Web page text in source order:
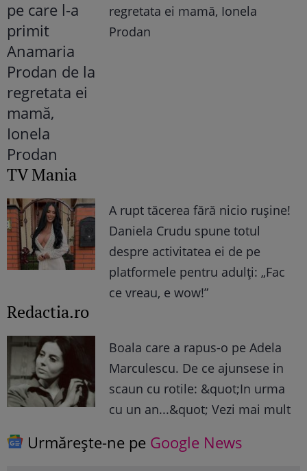
regretata ei mamă, Ionela
Prodan
TV Mania
A rupt tăcerea fără nicio rușine!
Daniela Crudu spune totul
despre activitatea ei de pe
platformele pentru adulți: „Fac
ce vreau, e wow!”
Redactia.ro
Boala care a rapus-o pe Adela
Marculescu. De ce ajunsese in
scaun cu rotile: &quot;In urma
cu un an...&quot; Vezi mai mult
Urmărește-ne pe Google News